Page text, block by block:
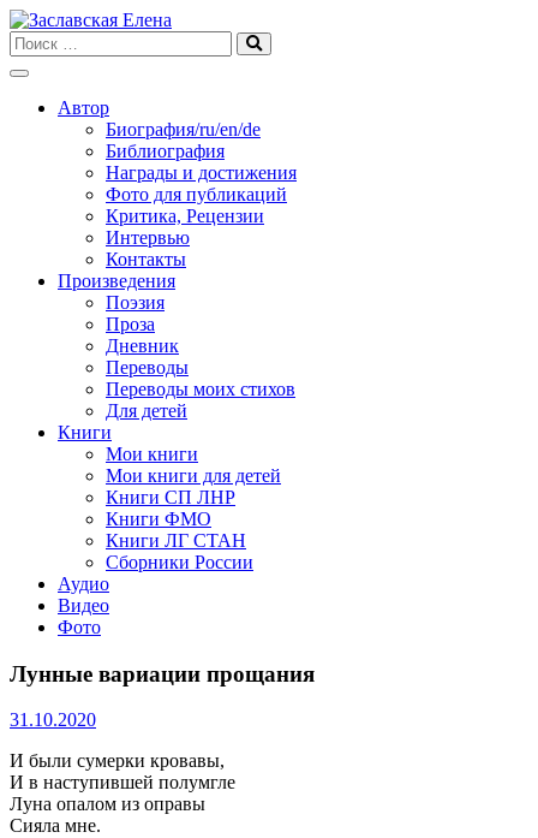
Skip
to
content
Автор
Биография/ru/en/de
Библиография
Награды и достижения
Фото для публикаций
Критика, Рецензии
Интервью
Контакты
Произведения
Поэзия
Проза
Дневник
Переводы
Переводы моих стихов
Для детей
Книги
Мои книги
Мои книги для детей
Книги СП ЛНР
Книги ФМО
Книги ЛГ СТАН
Сборники России
Аудио
Видео
Фото
Лунные вариации прощания
31.10.2020
И были сумерки кровавы,
И в наступившей полумгле
Луна опалом из оправы
Сияла мне.